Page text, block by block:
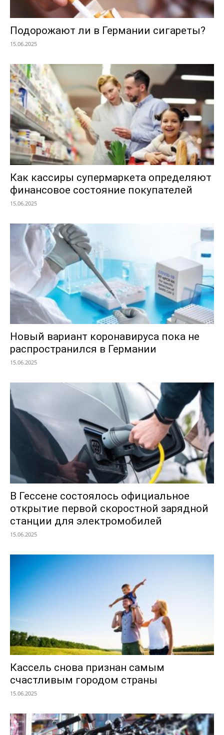
Подорожают ли в Германии сигареты?
15.06.2025
Как кассиры супермаркета определяют
финансовое состояние покупателей
15.06.2025
Новый вариант коронавируса пока не
распространился в Германии
15.06.2025
В Гессене состоялось официальное
открытие первой скоростной зарядной
станции для электромобилей
15.06.2025
Кассель снова признан самым
счастливым городом страны
15.06.2025